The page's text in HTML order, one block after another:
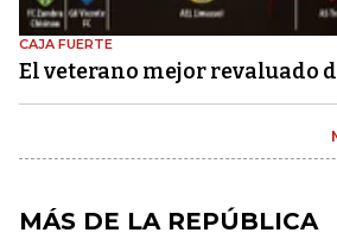
CAJA FUERTE
El veterano mejor revaluado
MÁS DE LA REPÚBLICA